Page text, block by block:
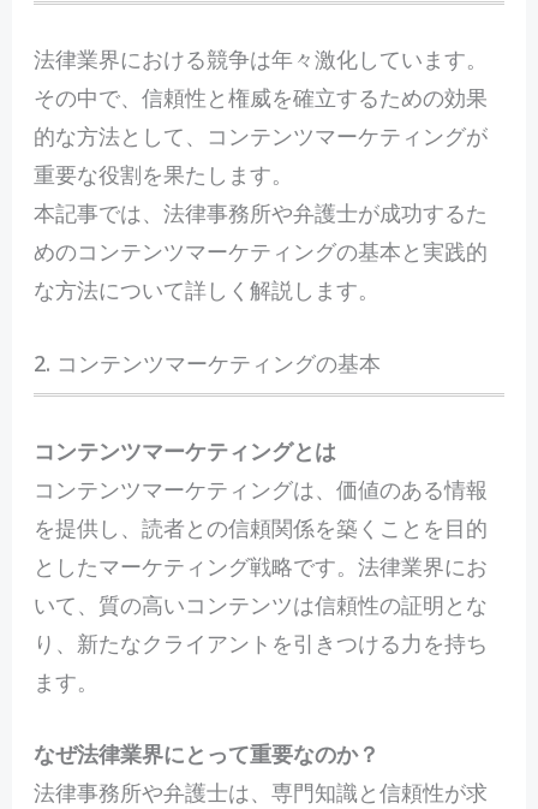
法律業界における競争は年々激化しています。
その中で、信頼性と権威を確立するための効果
的な方法として、コンテンツマーケティングが
重要な役割を果たします。
本記事では、法律事務所や弁護士が成功するた
めのコンテンツマーケティングの基本と実践的
な方法について詳しく解説します。
2. コンテンツマーケティングの基本
コンテンツマーケティングとは
コンテンツマーケティングは、価値のある情報
を提供し、読者との信頼関係を築くことを目的
としたマーケティング戦略です。法律業界にお
いて、質の高いコンテンツは信頼性の証明とな
り、新たなクライアントを引きつける力を持ち
ます。
なぜ法律業界にとって重要なのか？
法律事務所や弁護士は、専門知識と信頼性が求